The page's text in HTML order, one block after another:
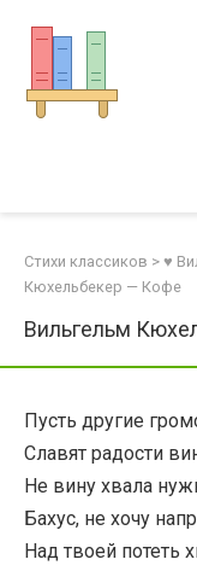
контенту
Стихи классиков > ♥
Кюхельбекер — Кофе
Вильгельм
Пусть другие
Славят радости
Не вину хвала
Бахус, не хочу
Над твоей потеть